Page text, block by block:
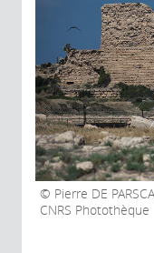
Pierre DE
CNRS Photothèque